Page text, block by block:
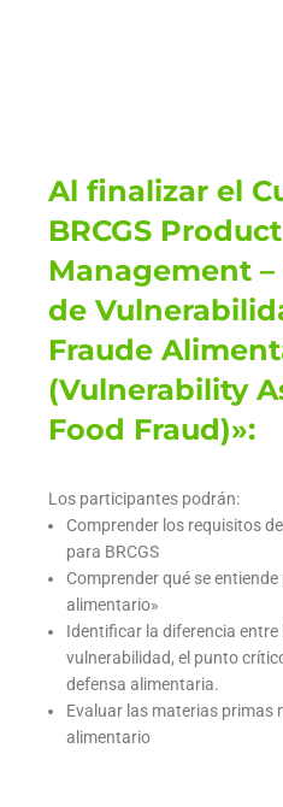
Al finalizar el
BRCGS
Management –
de
Fraude
(Vulnerability
Food Fraud)»:
Los participantes podrán:
Comprender los requisitos
para BRCGS
Comprender qué se
alimentario»
Identificar la diferencia entre
vulnerabilidad, el punto
defensa alimentaria.
Evaluar las materias primas
alimentario